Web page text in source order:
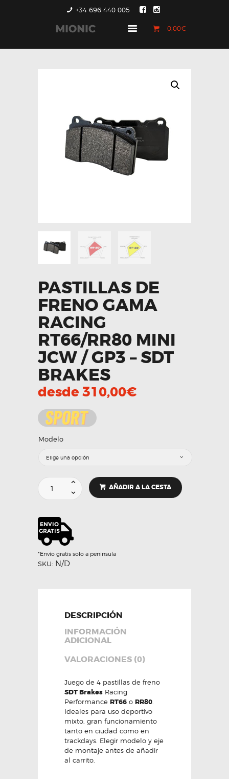
+34 696 440 005
0,00€
GENERACIÓN 1
CONTACTO
PASTILLAS DE
FRENO GAMA
RACING
RT66/RR80 MINI
JCW / GP3 – SDT
BRAKES
desde 310,00€
Modelo
Pastillas
freno
Racing
RT66/RR80
MINI
JCW
/
AÑADIR A LA CESTA
*Envío gratis solo a peninsula
SKU: N/D
DESCRIPCIÓN
INFORMACIÓN
ADICIONAL
VALORACIONES (0)
Juego de 4 pastillas de freno
SDT Brakes Racing
Performance RT66 o RR80.
Ideales para uso deportivo
mixto, gran funcionamiento
tanto en ciudad como en
trackdays. Elegir modelo y eje
de montaje antes de añadir
al carrito.